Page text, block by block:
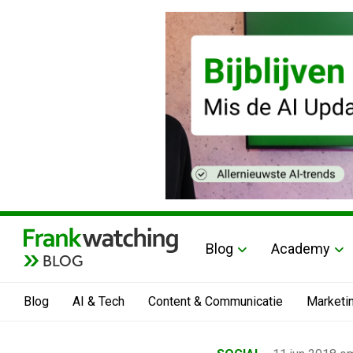
BLOG
Blog Academy
Blog AI & Tech Content & Communicatie